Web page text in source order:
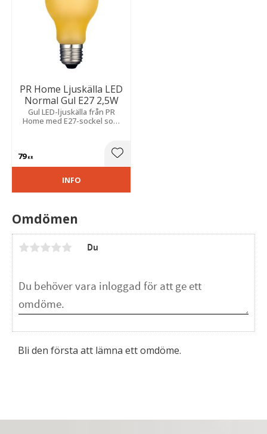
Omdömen
Du
Bli den första att lämna ett omdöme.
PR Home Ljuskälla LED
Normal Gul E27 2,5W
Gul LED-ljuskälla från PR
Home med E27-sockel som
både inomhus och utomhus.
79KR Lägg till i favoriter
INFO